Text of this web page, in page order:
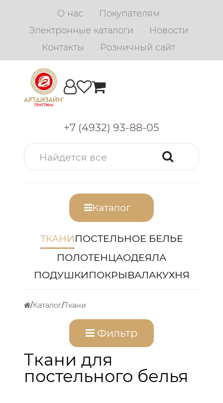
О нас
Покупателям
Электронные каталоги
Новости
Контакты
Розничный сайт
+7 (4932) 93-88-05
Каталог
ТКАНИПОСТЕЛЬНОЕ БЕЛЬЕ
ПОЛОТЕНЦАОДЕЯЛА
ПОДУШКИПОКРЫВАЛАКУХНЯ
Каталог Ткани
Фильтр
Ткани для
постельного белья